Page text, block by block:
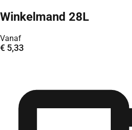
Winkelmand 28L
Vanaf
€ 5,33